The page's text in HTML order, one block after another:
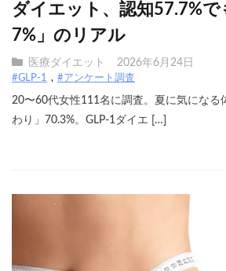
ダイエット、認知57.7%で
7%」のリアル
医療ダイエット 2026年6月24日
#GLP-1 #アンケート調査
20〜60代女性111名に調査。夏に気になる
わり」70.3%。GLP-1ダイエ […]